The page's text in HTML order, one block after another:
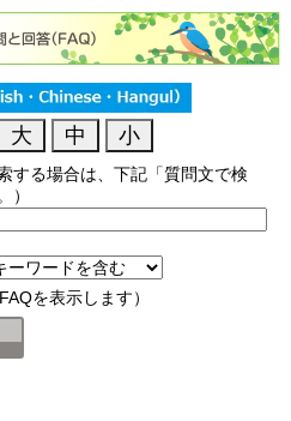
する場合は、下記「質問文で検
）
を表示します）